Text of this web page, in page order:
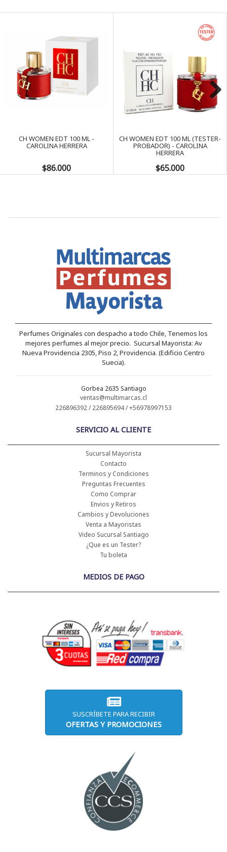
CH WOMEN EDT 100 ML -
CAROLINA HERRERA
$86.000
CH WOMEN EDT 100 ML (TESTER-
PROBADOR) - CAROLINA
HERRERA
$65.000
Next
Perfumes Originales con despacho a todo Chile, Tenemos los
mejores perfumes al mejor precio. Sucursal Mayorista: Av
Nueva Providencia 2305, Piso 2, Providencia. (Edificio Centro
Suecia).
Gorbea 2635 Santiago
ventas@multimarcas.cl
226896392 / 226895694 / +56978997153
SERVICIO AL CLIENTE
Sucursal Mayorista
Contacto
Terminos y Condiciones
Preguntas Frecuentes
Como Comprar
Envios y Retiros
Cambios y Devoluciones
Venta a Mayoristas
Video Sucursal Santiago
¿Que es un Tester?
Tu boleta
MEDIOS DE PAGO
SUSCRÍBETE PARA RECIBIR
OFERTAS Y PROMOCIONES